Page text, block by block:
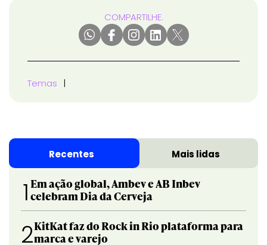
COMPARTILHE:
Temas
Recentes Mais lidas
1 Em ação global, Ambev e AB Inbev
celebram Dia da Cerveja
2KitKat faz do Rock in Rio plataforma para
marca e varejo